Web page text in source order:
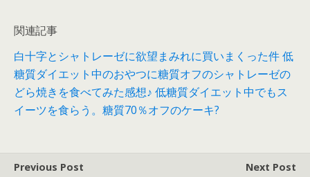
関連記事
白十字とシャトレーゼに欲望まみれに買いまくった件低
糖質ダイエット中のおやつに糖質オフのシャトレーゼの
どら焼きを食べてみた感想♪ 低糖質ダイエット中でもス
イーツを食らう。糖質70％オフのケーキ?
Previous Post
Next Post